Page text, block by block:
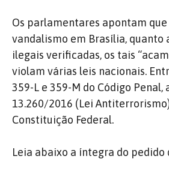
Os parlamentares apontam
vandalismo em Brasília, quanto
ilegais verificadas, os tais
violam várias leis nacionais.
359-L e 359-M do Código Penal,
13.260/2016 (Lei
Constituição Federal.
Leia abaixo a íntegra do pedido